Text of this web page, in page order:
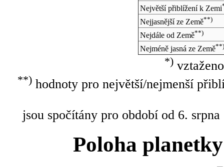
Největší přiblížení k Zemi
Nejjasnější ze Země**)
Nejdále od Země**)
Nejméně jasná ze Země**)
*)
**)hodnoty pro největší/nejmenší
jsou spočítány pro období od 6.
Poloha